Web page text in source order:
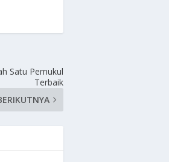
Satu Pemukul
Terbaik